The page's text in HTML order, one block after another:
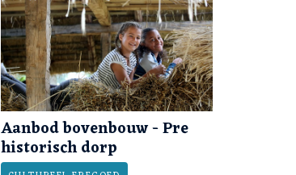
Aanbod bovenbouw - Pre
historisch dorp